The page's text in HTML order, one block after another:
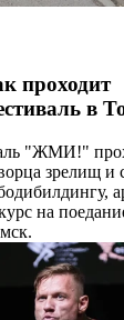
проходит
в
"ЖМИ!"
зрелищ и
на